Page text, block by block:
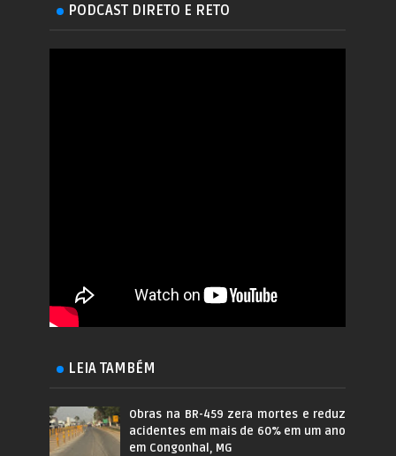
PODCAST DIRETO E RETO
LEIA TAMBÉM
Obras na BR-459 zera mortes e reduz
acidentes em mais de 60% em um ano
em Congonhal, MG